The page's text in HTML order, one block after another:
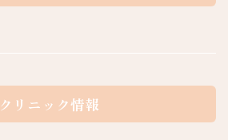
クリニック情報